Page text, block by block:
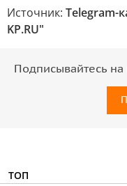
Источник: Telegram-
KP.RU"
Подписывайтесь
ТОП